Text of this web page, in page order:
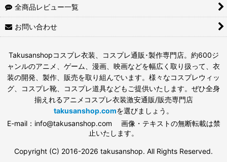
全商品レビュー一覧
お問い合わせ
Takusanshopコスプレ衣装、コスプレ通販･製作専門店。約600ジ
ャンルのアニメ、ゲーム、漫画、映画などを幅広く取り扱って、衣
装の開発、製作、販売を取り組んでいます。様々なコスプレウィッ
グ、コスプレ靴、コスプレ道具などもご提供いたします。ぜひ全身
揃えれるアニメコスプレ衣装激安通販/販売専門店
takusanshop.comを選びましょう。
E-mail：info@takusanshop.com 画像・テキストの無断転載は禁
止いたします。
Copyright (C) 2016-2026 takusanshop. All Rights Reserved.